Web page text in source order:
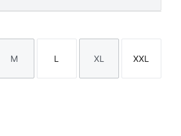
Maat
M
Maat
L
Maat
XL
Maat
XXL